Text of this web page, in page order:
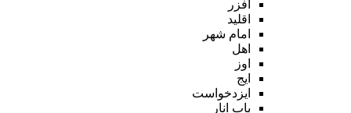
افزر
اقلید
امام شهر
اهل
اوز
ایج
ایزدخواست
باب انار